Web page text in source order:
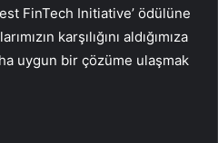
FinTech Initiative’ ödülüne
karşılığını aldığımıza
uygun bir çözüme ulaşmak